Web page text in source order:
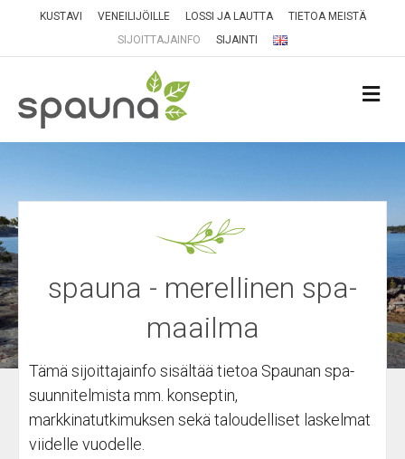
KUSTAVI VENEILIJÖILLE LOSSI JA LAUTTA
TIETOA MEISTÄ
SIJOITTAJAINFO
SIJAINTI
spauna - merellinen spa-
maailma
Tämä sijoittajainfo sisältää tietoa Spaunan spa-
suunnitelmista mm. konseptin,
markkinatutkimuksen sekä taloudelliset laskelmat
viidelle vuodelle.